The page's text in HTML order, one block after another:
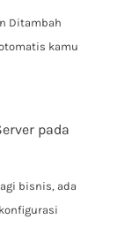
Ditambah
kamu
pada
bisnis, ada